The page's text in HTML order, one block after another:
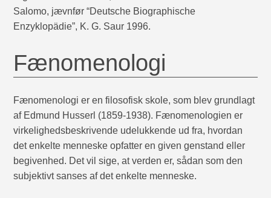
Salomo, jævnfør “Deutsche Biographische
Enzyklopädie”, K. G. Saur 1996.
Fænomenologi
Fænomenologi er en filosofisk skole, som blev grundlagt
af Edmund Husserl (1859-1938). Fænomenologien er
virkelighedsbeskrivende udelukkende ud fra, hvordan
det enkelte menneske opfatter en given genstand eller
begivenhed. Det vil sige, at verden er, sådan som den
subjektivt sanses af det enkelte menneske.